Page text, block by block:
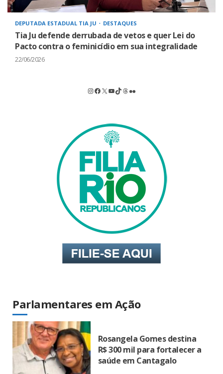
DEPUTADA ESTADUAL TIA JU DESTAQUES
Tia Ju defende derrubada de vetos e quer Lei do
Pacto contra o feminicídio em sua integralidade
22/06/2026
Instagram
Facebook
X Youtube
TikTok
Threads
Flickr
Parlamentares em Ação
Rosangela Gomes destina
R$ 300 mil para fortalecer a
saúde em Cantagalo